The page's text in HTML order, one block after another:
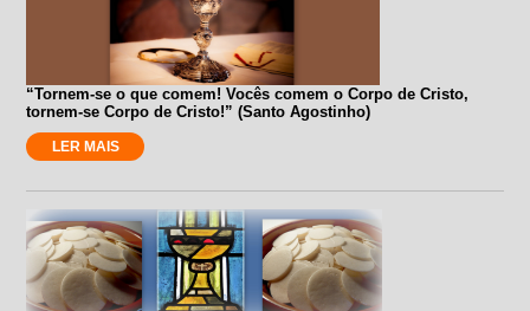
“Tornem-se o que comem! Vocês comem o Corpo de Cristo,
tornem-se Corpo de Cristo!” (Santo Agostinho)
LER MAIS